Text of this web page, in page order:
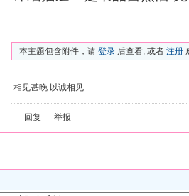
本主题包含附件，请 登录 后查看, 或者 注册
相见甚晚 以诚相见
回复 举报